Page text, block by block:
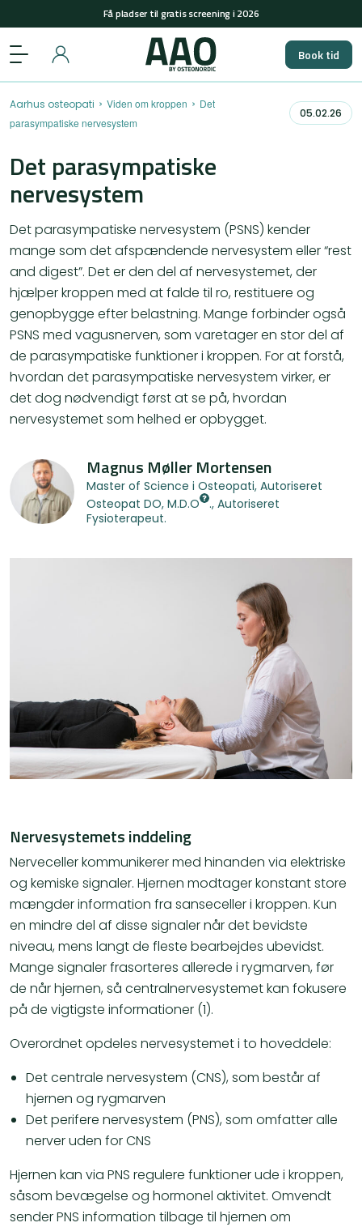
Få pladser til gratis screening i 2026
+45 29848558(man-tors: 08-15 & fre: 08-12)
Få pladser til gratis screening i 2026
Book tid
Aarhus osteopati › Viden om kroppen › Det
parasympatiske nervesystem
05.02.26
Det parasympatiske
nervesystem
Det parasympatiske nervesystem (PSNS) kender
mange som det afspændende nervesystem eller “rest
and digest”. Det er den del af nervesystemet, der
hjælper kroppen med at falde til ro, restituere og
genopbygge efter belastning. Mange forbinder også
PSNS med vagusnerven, som varetager en stor del af
de parasympatiske funktioner i kroppen. For at forstå,
hvordan det parasympatiske nervesystem virker, er
det dog nødvendigt først at se på, hvordan
nervesystemet som helhed er opbygget.
Magnus Møller Mortensen
Master of Science i Osteopati, Autoriseret
Osteopat DO, M.D.O
., Autoriseret
Fysioterapeut.
Nervesystemets inddeling
Nerveceller kommunikerer med hinanden via elektriske
og kemiske signaler. Hjernen modtager konstant store
mængder information fra sanseceller i kroppen. Kun
en mindre del af disse signaler når det bevidste
niveau, mens langt de fleste bearbejdes ubevidst.
Mange signaler frasorteres allerede i rygmarven, før
de når hjernen, så centralnervesystemet kan fokusere
på de vigtigste informationer (1).
Overordnet opdeles nervesystemet i to hoveddele:
Det centrale nervesystem (CNS), som består af
hjernen og rygmarven
Det perifere nervesystem (PNS), som omfatter alle
nerver uden for CNS
Hjernen kan via PNS regulere funktioner ude i kroppen,
såsom bevægelse og hormonel aktivitet. Omvendt
sender PNS information tilbage til hjernen om